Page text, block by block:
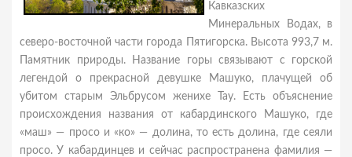
Кавказских
Минеральных Водах, в
северо-восточной части города Пятигорска. Высота 993,7 м.
Памятник природы. Название горы связывают с горской
легендой о прекрасной девушке Машуко, плачущей об
убитом старым Эльбрусом женихе Тау. Есть объяснение
происхождения названия от кабардинского Машуко, где
«маш» — просо и «ко» — долина, то есть долина, где сеяли
просо. У кабардинцев и сейчас распространена фамилия —